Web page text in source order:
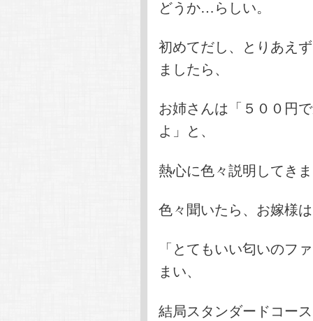
どうか…らしい。
初めてだし、とりあえ
ましたら、
お姉さんは「５００円
よ」と、
熱心に色々説明してき
色々聞いたら、お嫁様
「とてもいい匂いのフ
まい、
結局スタンダードコー